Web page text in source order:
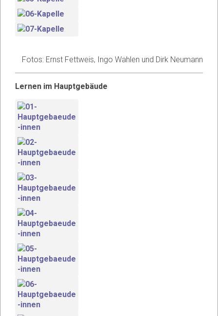
Fotos: Ernst Fettweis, Ingo Wahlen und Dirk Neumann
Lernen im Hauptgebäude